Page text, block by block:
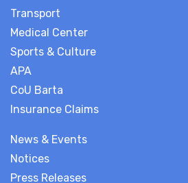
News & Events
Notices
Press Releases
Transport
Medical Center
Sports & Culture
APA
CoU Barta
Insurance Claims